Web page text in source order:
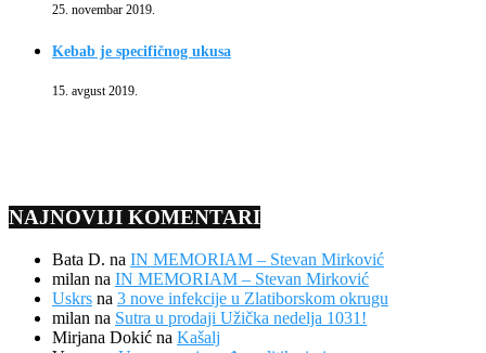
25. novembar 2019.
Kebab je specifičnog ukusa
15. avgust 2019.
NAJNOVIJI KOMENTARI
Bata D. na IN MEMORIAM – Stevan Mirković
milan na IN MEMORIAM – Stevan Mirković
Uskrs na 3 nove infekcije u Zlatiborskom okrugu
milan na Sutra u prodaji Užička nedelja 1031!
Mirjana Dokić na Kašalj